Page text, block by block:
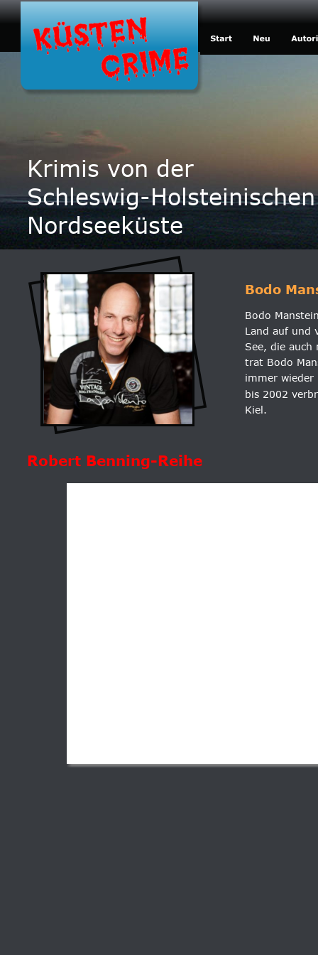
Krimis von der
Schleswig-Holsteinischen
Nordseeküste
Bodo
Bodo
Land auf und
See, die
trat Bodo
immer
bis 2002
Kiel.
Robert Benning-Reihe